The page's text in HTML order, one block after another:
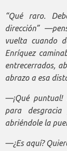
“Qué raro.
dirección”
vuelta cuando
Enríquez
entrecerrados,
abrazo a esa
—¡Qué
para
abriéndole la
—¿Es aquí?